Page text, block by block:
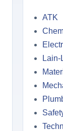
ATK
Lain-